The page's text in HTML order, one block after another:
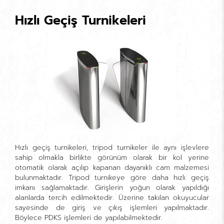
Hızlı Geçiş Turnikeleri
Hızlı geçiş turnikeleri, tripod turnikeler ile aynı işlevlere
sahip olmakla birlikte görünüm olarak bir kol yerine
otomatik olarak açılıp kapanan dayanıklı cam malzemesi
bulunmaktadır. Tripod turnikeye göre daha hızlı geçiş
imkanı sağlamaktadır. Girişlerin yoğun olarak yapıldığı
alanlarda tercih edilmektedir. Üzerine takılan okuyucular
sayesinde de giriş ve çıkış işlemleri yapılmaktadır.
Böylece PDKS işlemleri de yapılabilmektedir.